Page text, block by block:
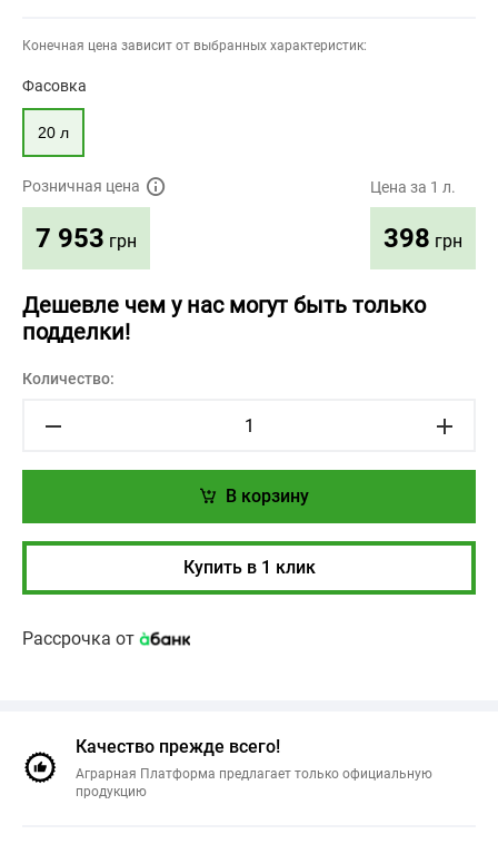
Конечная цена зависит от выбранных характеристик:
Фасовка
20 л
Розничная цена
7 953 грн
Цена за 1 л.
398 грн
Дешевле чем у нас могут быть только
подделки!
Количество:
В корзину
Купить в 1 клик
Рассрочка от
Качество прежде всего!
Аграрная Платформа предлагает только официальную
продукцию